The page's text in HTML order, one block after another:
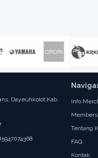
Dayeuhkolot Kab.
Info
Tentang
FAQ
Kontak